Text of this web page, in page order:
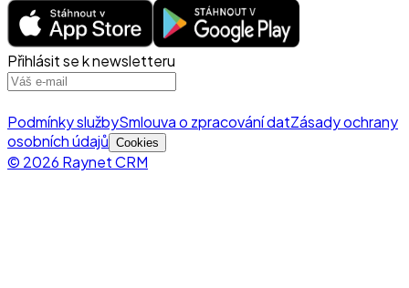
Přihlásit se k newsletteru
Podmínky službySmlouva o zpracování datZásady ochrany
osobních údajů Cookies
© 2026 Raynet CRM